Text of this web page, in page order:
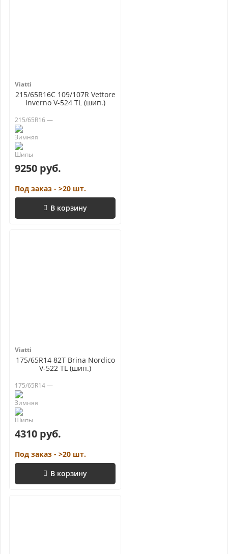
Viatti
215/65R16C 109/107R Vettore
Inverno V-524 TL (шип.)
215/65R16 —
9250 руб.
Под заказ - >20 шт.
В корзину
Viatti
175/65R14 82T Brina Nordico
V-522 TL (шип.)
175/65R14 —
4310 руб.
Под заказ - >20 шт.
В корзину